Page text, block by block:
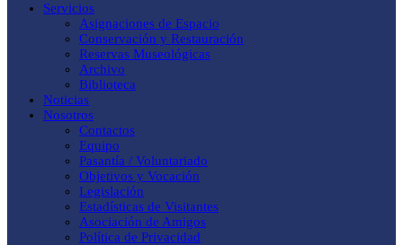
Servicios
Asignaciones de Espacio
Conservación y Restauración
Reservas Museológicas
Archivo
Biblioteca
Noticias
Nosotros
Contactos
Equipo
Pasantía / Voluntariado
Objetivos y Vocación
Legislación
Estadísticas de Visitantes
Asociación de Amigos
Política de Privacidad